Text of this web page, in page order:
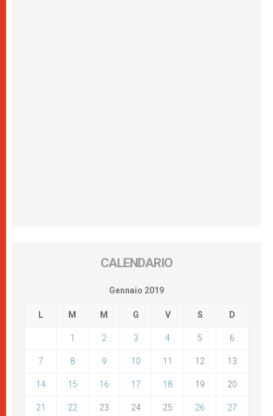
CALENDARIO
Gennaio 2019
L M M G V S D
1 2 3 4 5 6
7 8 9 10 11 12 13
14 15 16 17 18 19 20
21 22 23 24 25 26 27